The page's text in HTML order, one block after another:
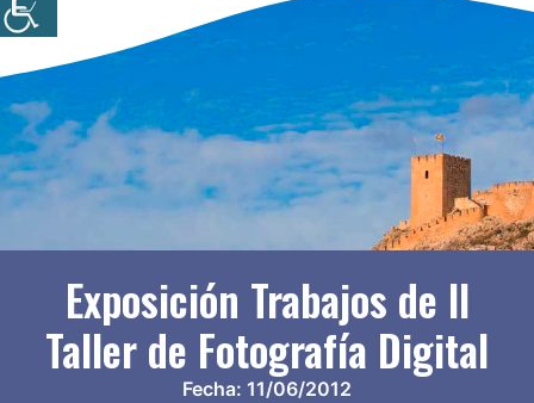
Exposición Trabajos de II
Taller de Fotografía Digital
Fecha: 11/06/2012